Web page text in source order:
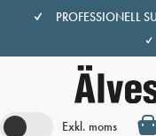
innehåll
PROFESSIONELL
Exkl. moms